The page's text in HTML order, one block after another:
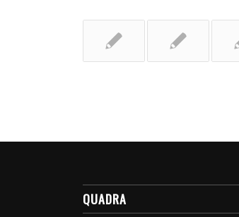
QUADRA